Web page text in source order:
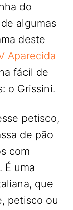
do
algumas
deste
Aparecida
fácil de
o Grissini.
petisco,
de pão
com
É uma
que
petisco ou